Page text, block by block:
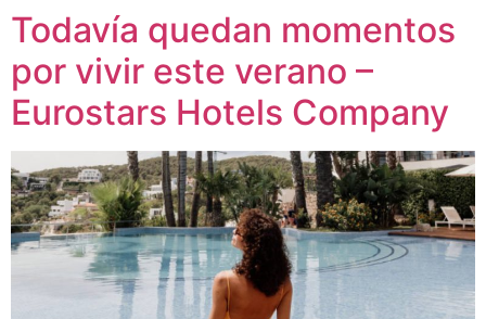
Todavía quedan momentos
por vivir este verano –
Eurostars Hotels Company